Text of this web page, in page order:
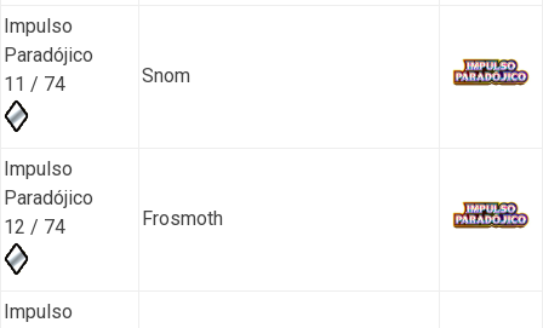
Impulso
Paradójico
11 / 74
Snom
Impulso
Paradójico
12 / 74
Frosmoth
Impulso